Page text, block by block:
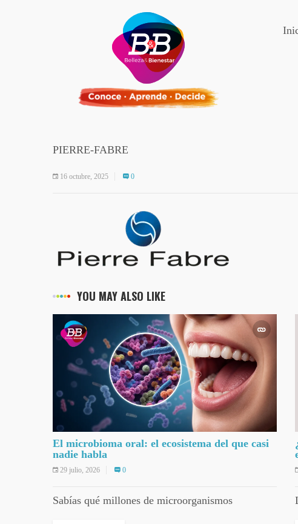
PIERRE-FABRE
16 octubre, 2025 0
YOU MAY ALSO LIKE
El microbioma oral: el ecosistema del que casi
nadie habla
29 julio, 2026 0
Sabías qué millones de microorganismos